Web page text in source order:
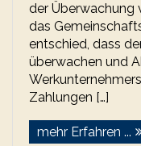
der Überwachung
das
entschied, dass
überwachen und
Zahlungen […]
mehr Erfahren ...